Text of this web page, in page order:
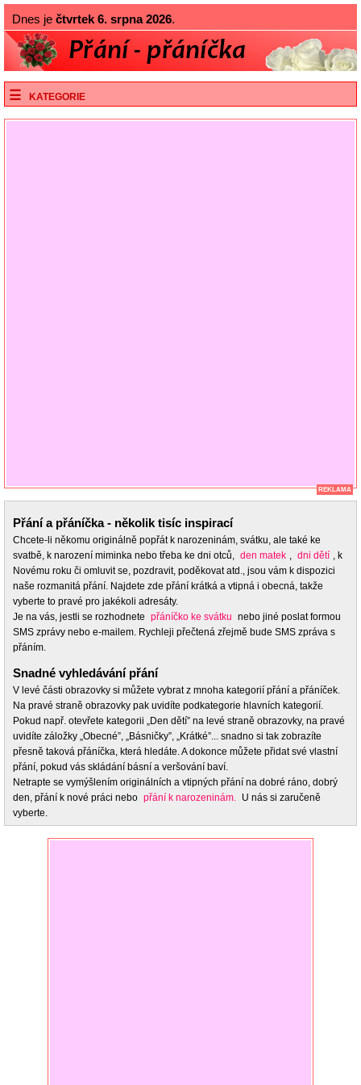
Dnes je čtvrtek 6. srpna 2026.
KATEGORIE
REKLAMA
Přání a přáníčka - několik tisíc inspirací
Chcete-li někomu originálně popřát k narozeninám, svátku, ale také ke
svatbě, k narození miminka nebo třeba ke dni otců, den matek , dni dětí , k
Novému roku či omluvit se, pozdravit, poděkovat atd., jsou vám k dispozici
naše rozmanitá přání. Najdete zde přání krátká a vtipná i obecná, takže
vyberte to pravé pro jakékoli adresáty.
Je na vás, jestli se rozhodnete přáníčko ke svátku nebo jiné poslat formou
SMS zprávy nebo e-mailem. Rychleji přečtená zřejmě bude SMS zpráva s
přáním.
Snadné vyhledávání přání
V levé části obrazovky si můžete vybrat z mnoha kategorií přání a přáníček.
Na pravé straně obrazovky pak uvidíte podkategorie hlavních kategorií.
Pokud např. otevřete kategorii „Den dětí” na levé straně obrazovky, na pravé
uvidíte záložky „Obecné”, „Básničky”, „Krátké”... snadno si tak zobrazíte
přesně taková přáníčka, která hledáte. A dokonce můžete přidat své vlastní
přání, pokud vás skládání básní a veršování baví.
Netrapte se vymýšlením originálních a vtipných přání na dobré ráno, dobrý
den, přání k nové práci nebo přání k narozeninám. U nás si zaručeně
vyberte.